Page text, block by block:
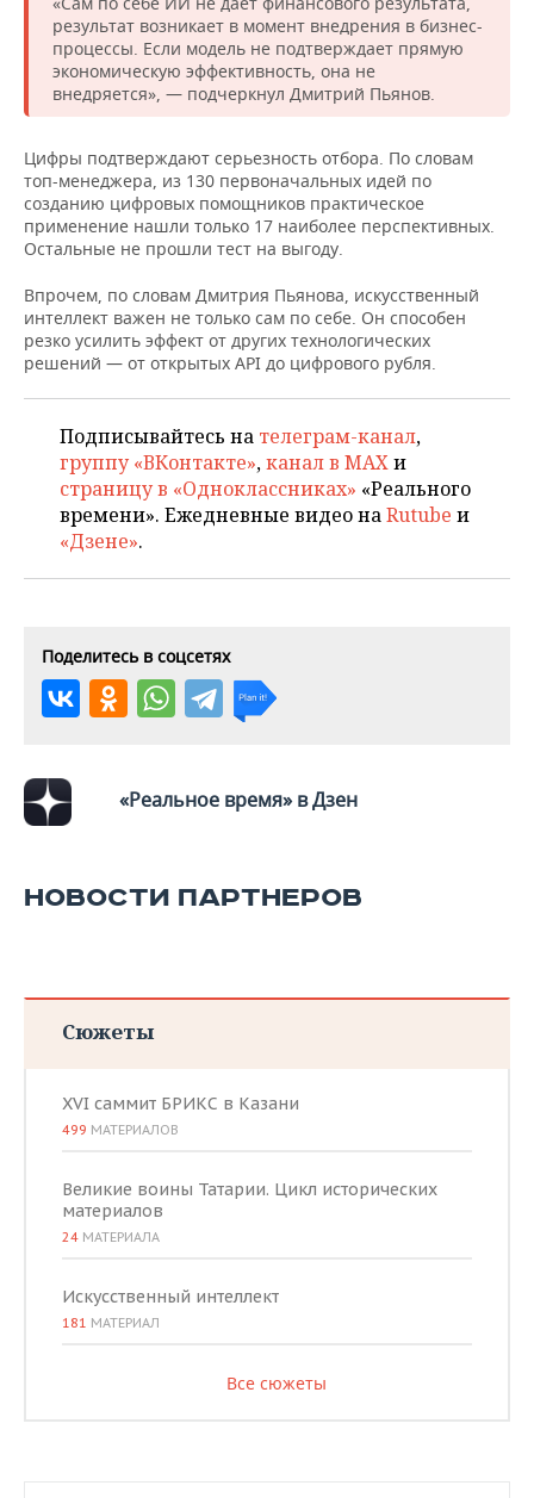
ВОЛЕЙБОЛ
КИБЕРСПОРТ
ВОДНЫЕ ВИДЫ СПОРТА
ХОККЕЙ С МЯЧОМ
ИСТОРИЯ
КУЛЬТУРА
ОБРАЗОВАНИЕ
ПРОИСШЕСТВИЯ
СПИСОК ПЕРСОН
СПИСОК КОМПАНИЙ
ПОЛНАЯ ВЕРСИЯ
результат возникает в момент внедрения в бизнес-
процессы. Если модель не подтверждает прямую
экономическую эффективность, она не
внедряется», — подчеркнул Дмитрий Пьянов.
Цифры подтверждают серьезность отбора. По словам
топ-менеджера, из 130 первоначальных идей по
созданию цифровых помощников практическое
применение нашли только 17 наиболее перспективных.
Остальные не прошли тест на выгоду.
Впрочем, по словам Дмитрия Пьянова, искусственный
интеллект важен не только сам по себе. Он способен
резко усилить эффект от других технологических
решений — от открытых API до цифрового рубля.
Подписывайтесь на телеграм-канал,
группу «ВКонтакте»,канал в MAXи
страницу в «Одноклассниках» «Реального
времени». Ежедневные видео наRutube и
«Дзене».
Поделитесь в соцсетях
«Реальное время» в Дзен
НОВОСТИ ПАРТНЕРОВ
Сюжеты
XVI саммит БРИКС в Казани
499 МАТЕРИАЛОВ
Великие воины Татарии. Цикл исторических
материалов
24 МАТЕРИАЛА
Искусственный интеллект
181 МАТЕРИАЛ
Все сюжеты